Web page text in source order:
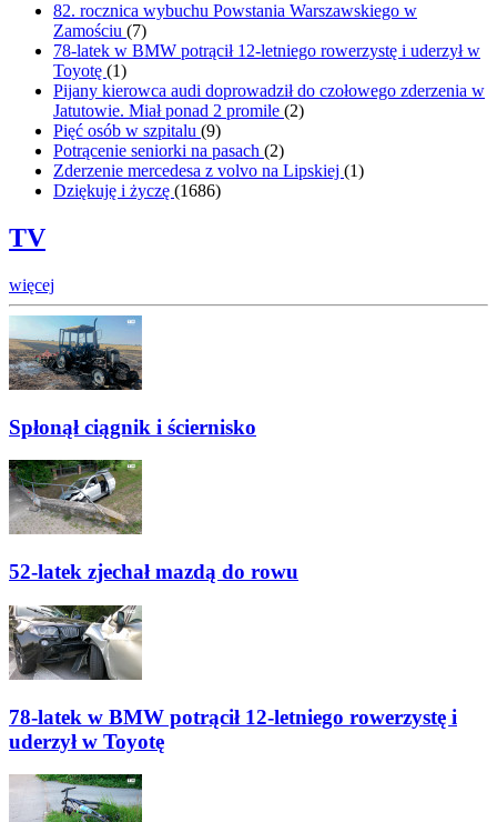
82. rocznica wybuchu Powstania Warszawskiego w
Zamościu (7)
78-latek w BMW potrącił 12-letniego rowerzystę i uderzył w
Toyotę (1)
Pijany kierowca audi doprowadził do czołowego zderzenia w
Jatutowie. Miał ponad 2 promile (2)
Pięć osób w szpitalu (9)
Potrącenie seniorki na pasach (2)
Zderzenie mercedesa z volvo na Lipskiej (1)
Dziękuję i życzę (1686)
TV
więcej
Spłonął ciągnik i ściernisko
52-latek zjechał mazdą do rowu
78-latek w BMW potrącił 12-letniego rowerzystę i
uderzył w Toyotę